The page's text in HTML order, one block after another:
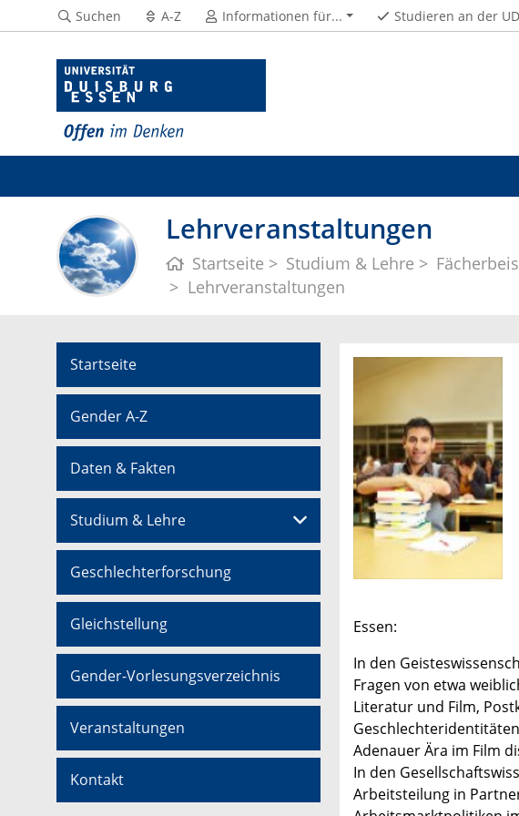
Suchen A-Z Informationen für... Studieren an der
Lehrveranstaltungen
Startseite Studium & Lehre
Lehrveranstaltungen
Startseite
Gender A-Z
Daten & Fakten
Studium & Lehre
Geschlechterforschung
Gleichstellung
Gender-Vorlesungsverzeichnis
Veranstaltungen
Kontakt
Essen:
In den
Fragen von etwa
Literatur und Film,
Adenauer Ära im Film
In den
Arbeitsteilung in